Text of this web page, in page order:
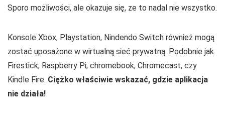
Sporo możliwości, ale okazuje się, ze to nadal nie wszystko.
Konsole Xbox, Playstation, Nindendo Switch również mogą
zostać uposażone w wirtualną sieć prywatną. Podobnie jak
Firestick, Raspberry Pi, chromebook, Chromecast, czy
Kindle Fire. Ciężko właściwie wskazać, gdzie aplikacja
nie działa!